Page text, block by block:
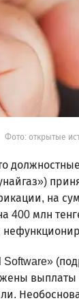
Фото: открытые
на
400 млн
выплаты